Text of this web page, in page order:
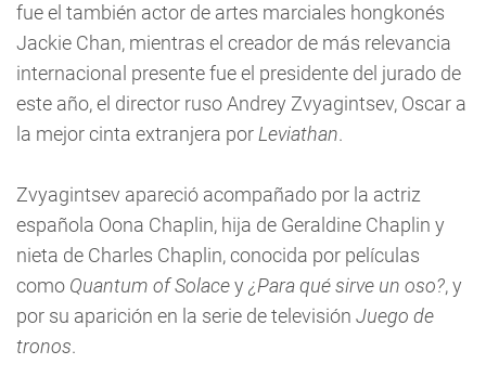
fue el también actor de artes marciales hongkonés
Jackie Chan, mientras el creador de más relevancia
internacional presente fue el presidente del jurado de
este año, el director ruso Andrey Zvyagintsev, Oscar a
la mejor cinta extranjera por Leviathan.
Zvyagintsev apareció acompañado por la actriz
española Oona Chaplin, hija de Geraldine Chaplin y
nieta de Charles Chaplin, conocida por películas
como Quantum of Solacey ¿Para qué sirve un oso?, y
por su aparición en la serie de televisión Juego de
tronos.